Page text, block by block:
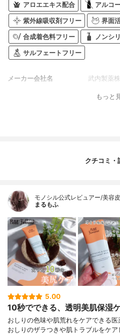
アロエエキス配合 アルコ
紫外線吸収剤フリー 界面
合成着色料フリー ノンシ
サルフェートフリー
メーカー会社名 武内製薬
もっと
クチコミ・
モノシル公式レビュアー/美容
まるもふ
5.00
10秒でできる、透明美肌保湿
おしりの色味や肌荒れをケアできる
おしりのザラつきや肌トラブルをケ